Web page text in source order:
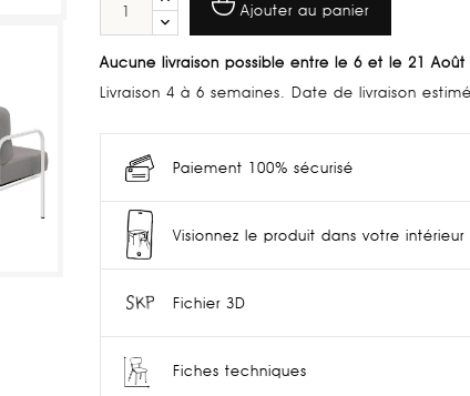
Ajouter au panier
Aucune livraison possible entre le 6 et le 21 Août
Livraison 4 à 6 semaines. Date de livraison
Paiement 100% sécurisé
Visionnez le produit dans votre intérieur
Fichier 3D
Fiches techniques